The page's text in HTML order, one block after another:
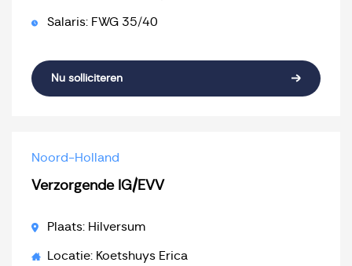
Salaris: FWG 35/40
Nu solliciteren
Noord-Holland
Verzorgende IG/EVV
Plaats: Hilversum
Locatie: Koetshuys Erica